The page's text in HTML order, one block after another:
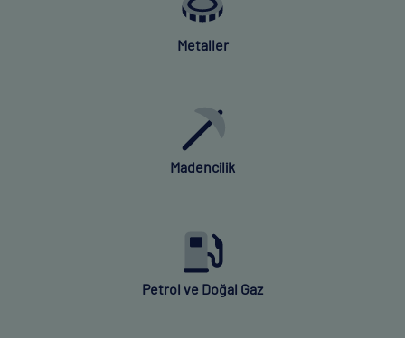
Metaller
Madencilik
Petrol ve Doğal Gaz